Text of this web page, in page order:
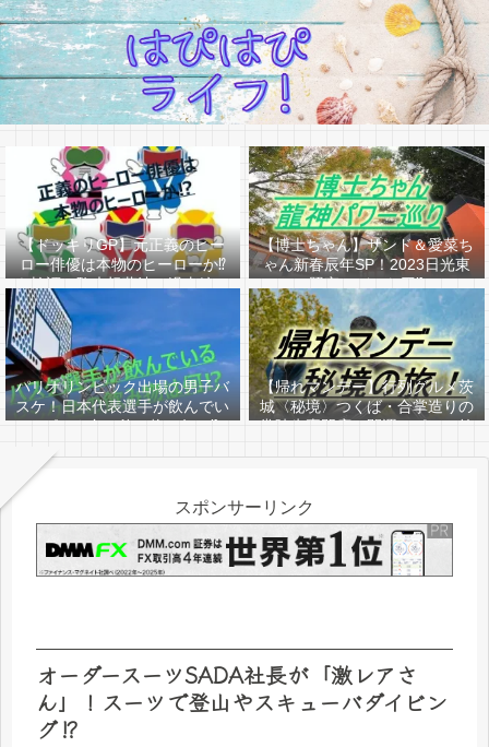
【ドッキリGP】元正義のヒー
ロー俳優は本物のヒーローか⁉
を検証！駒木根葵汰（過去編ア
【博士ちゃん】サンド＆愛菜ち
ゃん新春辰年SP！2023日光東
照宮はどんな回⁉
パリオリンピック出場の男子バ
スケ！日本代表選手が飲んでい
るピンク色の飲み物は何か⁉
【帰れマンデー】行列グルメ茨
城〈秘境〉つくば・合掌造りの
常陸牛専門店＆開運スポット筑
スポンサーリンク
オーダースーツSADA社長が「激レアさ
ん」！スーツで登山やスキューバダイビン
グ⁉